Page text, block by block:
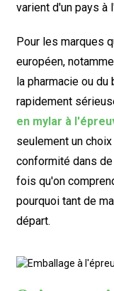
varient d'un pays à
Pour les marques
européen,
la pharmacie ou
rapidement
en mylar à
seulement un
conformité dans de
fois qu'on
pourquoi tant de
départ.